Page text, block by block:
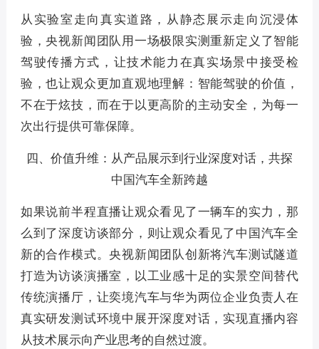
从实验室走向真实道路，从静态展示走向沉浸体
验，央视新闻团队用一场极限实测重新定义了智能
驾驶传播方式，让技术能力在真实场景中接受检
验，也让观众更加直观地理解：智能驾驶的价值，
不在于炫技，而在于以更高阶的主动安全，为每一
次出行提供可靠保障。
四、价值升维：从产品展示到行业深度对话，共探
中国汽车全新跨越
如果说前半程直播让观众看见了一辆车的实力，那
么到了深度访谈部分，则让观众看见了中国汽车全
新的合作模式。央视新闻团队创新将汽车测试隧道
打造为访谈演播室，以工业感十足的实景空间替代
传统演播厅，让奕境汽车与华为两位企业负责人在
真实研发测试环境中展开深度对话，实现直播内容
从技术展示向产业思考的自然过渡。